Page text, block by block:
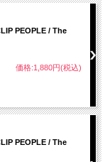
PEOPLE / The
価格:1,880円(税込)
PEOPLE / The